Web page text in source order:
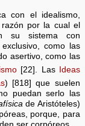
con el idealismo,
por la cual el
su sistema con
como las
asertivo, como las
[22]. Las
Ideas
) [818] que suelen
puedan serlo las
de Aristóteles)
porque, para